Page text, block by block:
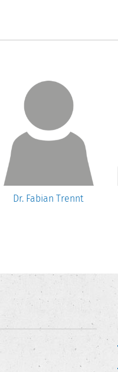
Dr. Fabian Trennt